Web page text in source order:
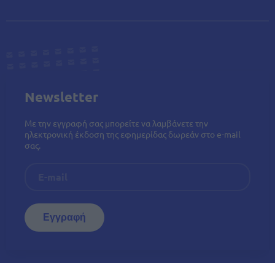
Newsletter
Με την εγγραφή σας μπορείτε να λαμβάνετε την
ηλεκτρονική έκδοση της εφημερίδας δωρεάν στο e-mail
σας.